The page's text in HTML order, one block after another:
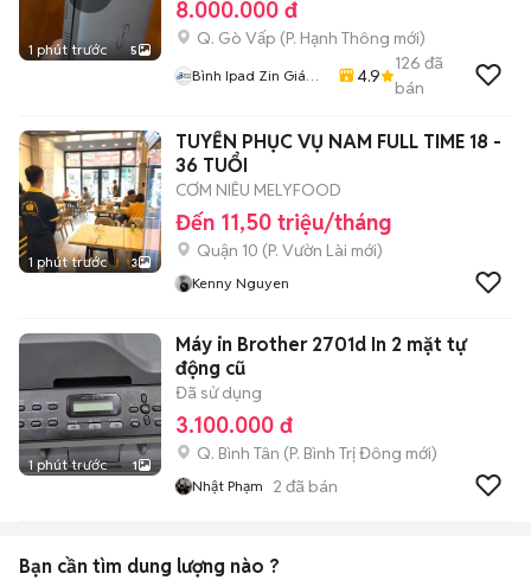
1 phút trước 5
8.000.000 đ
Q. Gò Vấp (P. Hạnh Thông mới)
Bình Ipad Zin Giá
4.9
126 đã
bán
1 phút trước 3
TUYỂN PHỤC VỤ NAM FULL TIME 18 -
36 TUỔI
CƠM NIÊU MELYFOOD
Đến 11,50 triệu/tháng
Quận 10 (P. Vườn Lài mới)
Kenny Nguyen
1 phút trước 1
Máy in Brother 2701d In 2 mặt tự
động cũ
Đã sử dụng
3.100.000 đ
Q. Bình Tân (P. Bình Trị Đông mới)
Nhật Phạm 2 đã bán
Bạn cần tìm dung lượng nào ?